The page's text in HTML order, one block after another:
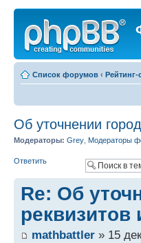
Список форумов ‹ Рейтинг-
Об уточнении
Модераторы: Grey Модераторы
Ответить
Re: Об
реквизитов
mathbattler » 15